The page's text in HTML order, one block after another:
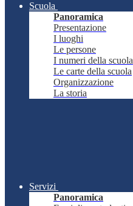
Scuola
Panoramica
Presentazione
I luoghi
Le persone
I numeri della scuola
Le carte della scuola
Organizzazione
La storia
Servizi
Panoramica